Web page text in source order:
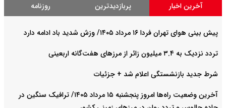
آخرین اخبار پربازدیدترین روزنامه
پیش بینی هوای تهران فردا ۱۶ مرداد ۱۴۰۵/ وزش شدید باد ادامه دارد
تردد نزدیک به ۳.۴ میلیون زائر از مرزهای هفت‌گانه اربعینی
شرط جدید بازنشستگی اعلام شد + جزئیات
آخرین وضعیت راه‌ها امروز پنجشنبه ۱۵ مرداد ۱۴۰۵/ ترافیک سنگین در